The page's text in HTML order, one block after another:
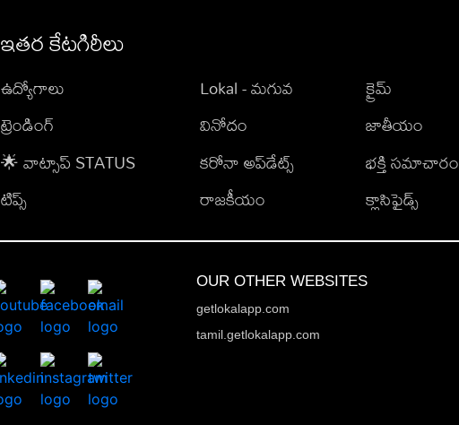
ఇతర కేటగిరీలు
ఉద్యోగాలు
ట్రెండింగ్
🌟 వాట్సాప్ STATUS
టిప్స్
Lokal - మగువ
వినోదం
కరోనా అప్‌డేట్స్
రాజకీయం
క్రైమ్
జాతీయం
భక్తి సమాచారం
క్లాసిఫైడ్స్
OUR OTHER WEBSITES
getlokalapp.com
tamil.getlokalapp.com